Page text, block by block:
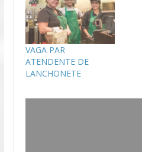
VAGA PAR
ATENDENTE DE
LANCHONETE